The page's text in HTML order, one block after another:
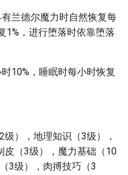
兰德尔魔力时自然恢复每
1%，进行堕落时依靠堕落
10%，睡眠时每小时恢复
），地理知识（3级），
皮（3级），魔力基础（10
3级），肉搏技巧（3